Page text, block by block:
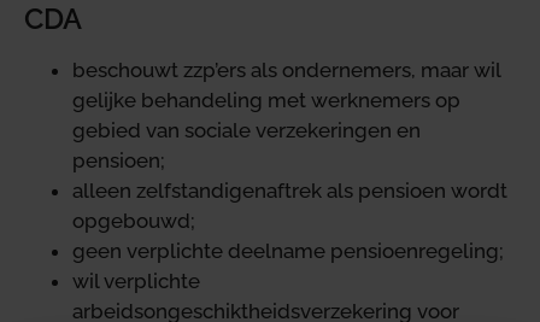
CDA
beschouwt zzp’ers als ondernemers, maar wil
gelijke behandeling met werknemers op
gebied van sociale verzekeringen en
pensioen;
alleen zelfstandigenaftrek als pensioen wordt
opgebouwd;
geen verplichte deelname pensioenregeling;
wil verplichte
arbeidsongeschiktheidsverzekering voor